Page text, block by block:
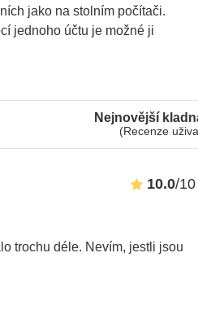
Nejnovější
(Recenze
jako na stolním počítači.
jednoho účtu je možné ji
10.0/10
trochu déle. Nevím, jestli jsou